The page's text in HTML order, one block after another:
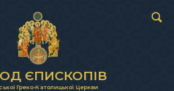
ЄПИСКОПІВ
Греко-Католицької Церкви